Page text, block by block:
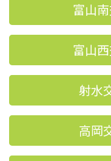
富山
富山
射水
高岡